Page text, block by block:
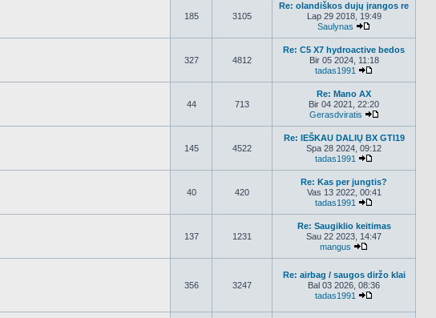
185 3105
Re: olandiškos dujų įrangos re
Lap 29 2018, 19:49
Saulynas
327 4812
Re: C5 X7 hydroactive bedos
Bir 05 2024, 11:18
tadas1991
44 713
Re: Mano AX
Bir 04 2021, 22:20
Gerasdviratis
145 4522
Re: IEŠKAU DALIŲ BX GTI19
Spa 28 2024, 09:12
tadas1991
40 420
Re: Kas per jungtis?
Vas 13 2022, 00:41
tadas1991
137 1231
Re: Saugiklio keitimas
Sau 22 2023, 14:47
mangus
356 3247
Re: airbag / saugos diržo klai
Bal 03 2026, 08:36
tadas1991